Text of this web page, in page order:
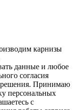
карнизы
данные и любое
согласия
Принимаю
персональных
с